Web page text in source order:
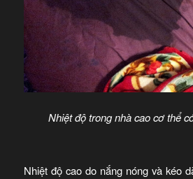
Nhiệt độ trong nhà cao cơ thể
Nhiệt độ cao do nắng nóng và kéo